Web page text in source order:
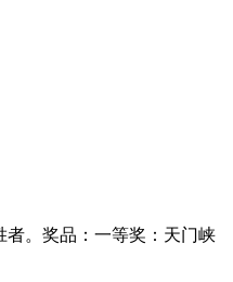
者。奖品：一等奖：天门峡